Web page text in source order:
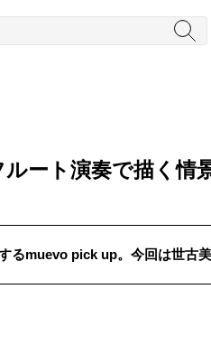
HM #女性シンガー #ヒップホ
ート演奏で描く情
るmuevo pick up。今回は世古美